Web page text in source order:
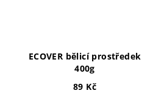
ECOVER bělicí prostředek
400g
89 Kč